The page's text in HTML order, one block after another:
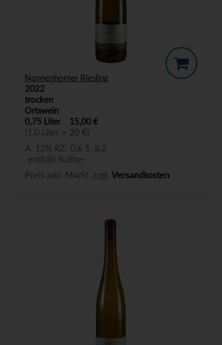
Nonnenhorner Riesling
2022
trocken
Ortswein
0,75 Liter
15,00 €
(1,0 Liter = 20 €)
A. 12% RZ: 0,6 S: 8,2
-enthält Sulfite-
Preis inkl. MwSt. zzgl. Versandkosten